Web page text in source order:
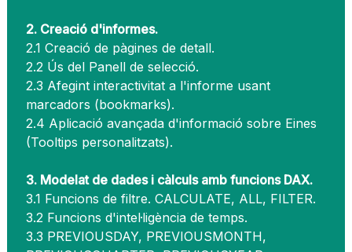
2. Creació d'informes.
2.1 Creació de pàgines de detall.
2.2 Ús del Panell de selecció.
2.3 Afegint interactivitat a l'informe usant
marcadors (bookmarks).
2.4 Aplicació avançada d'informació sobre Eines
(Tooltips personalitzats).
3. Modelat de dades i càlculs amb funcions DAX.
3.1 Funcions de filtre. CALCULATE, ALL, FILTER.
3.2 Funcions d'intel·ligència de temps.
3.3 PREVIOUSDAY, PREVIOUSMONTH,